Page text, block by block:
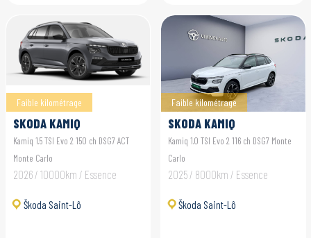
Faible kilométrage
SKODA KAMIQ
Kamiq 1.5 TSI Evo 2 150 ch DSG7 ACT
Monte Carlo
2026 / 10000km / Essence
Škoda Saint-Lô
Faible kilométrage
SKODA KAMIQ
Kamiq 1.0 TSI Evo 2 116 ch DSG7 Monte
Carlo
2025 / 8000km / Essence
Škoda Saint-Lô